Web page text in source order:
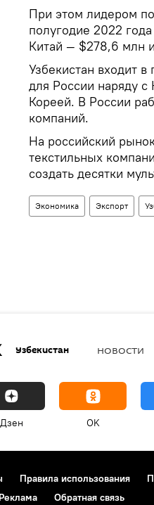
При этом лидером по
полугодие 2022
Китай — $278,6 млн
Узбекистан входит
для России наряду
Кореей. В России
компаний.
На российский
текстильных
создать десятки
Экономика Экспорт
Узбекистан НОВОСТИ
Дзен OK
Правила использования
Реклама Обратная связь